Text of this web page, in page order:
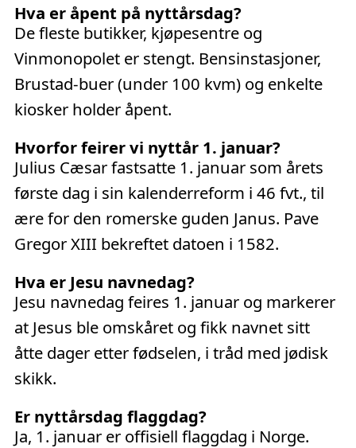
Hva er åpent på nyttårsdag?
De fleste butikker, kjøpesentre og
Vinmonopolet er stengt. Bensinstasjoner,
Brustad-buer (under 100 kvm) og enkelte
kiosker holder åpent.
Hvorfor feirer vi nyttår 1. januar?
Julius Cæsar fastsatte 1. januar som årets
første dag i sin kalenderreform i 46 fvt., til
ære for den romerske guden Janus. Pave
Gregor XIII bekreftet datoen i 1582.
Hva er Jesu navnedag?
Jesu navnedag feires 1. januar og markerer
at Jesus ble omskåret og fikk navnet sitt
åtte dager etter fødselen, i tråd med jødisk
skikk.
Er nyttårsdag flaggdag?
Ja, 1. januar er offisiell flaggdag i Norge.